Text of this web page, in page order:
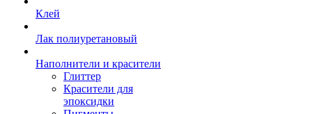
Клей
Лак полиуретановый
Наполнители и красители
Глиттер
Красители для
эпоксидки